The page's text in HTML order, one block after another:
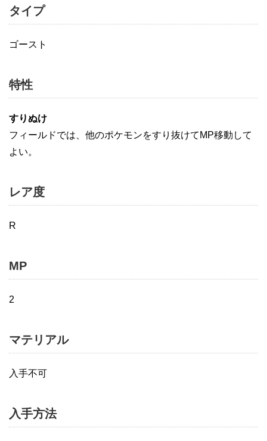
タイプ
ゴースト
特性
すりぬけ
フィールドでは、他のポケモンをすり抜けてMP移動して
よい。
レア度
R
MP
2
マテリアル
入手不可
入手方法